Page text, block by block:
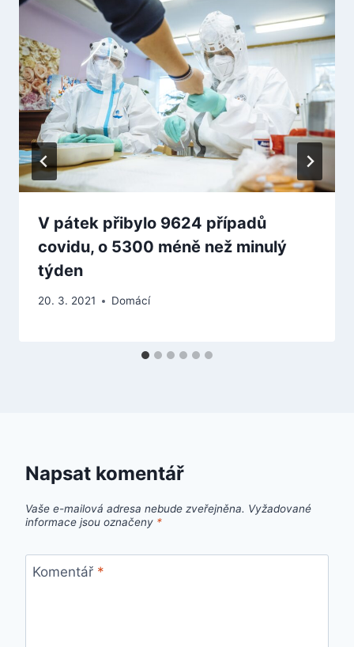
V pátek přibylo 9624 případů
covidu, o 5300 méně než minulý
týden
20. 3. 2021 Domácí
Napsat komentář
Vaše e-mailová adresa nebude zveřejněna. Vyžadované
informace jsou označeny *
Komentář *